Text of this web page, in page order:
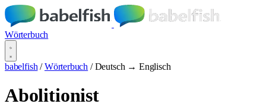
Wörterbuch
babelfish / Wörterbuch / Deutsch → Englisch
Abolitionist